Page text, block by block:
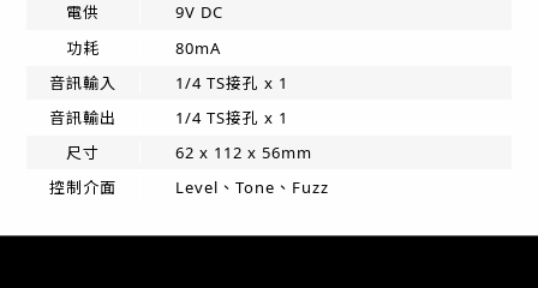
電供
9V DC
功耗
80mA
音訊輸入
1/4 TS接孔 x 1
音訊輸出
1/4 TS接孔 x 1
尺寸
62 x 112 x 56mm
控制介面
Level、Tone、Fuzz